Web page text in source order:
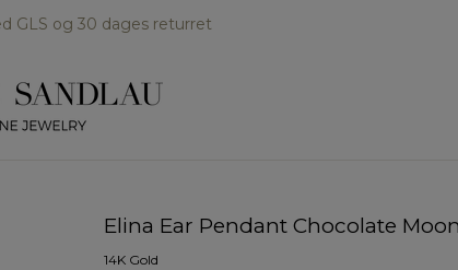
GLS og 30 dages returret
Elina Ear Pendant Chocolate
14K Gold